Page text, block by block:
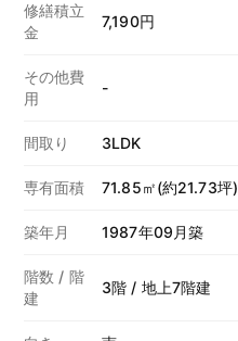
修繕積立
金
7,190円
その他費
用
-
間取り 3LDK
専有面積 71.85㎡(約21.73坪)
築年月 1987年09月築
階数 / 階
建
3階 / 地上7階建